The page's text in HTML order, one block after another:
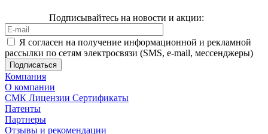
Подписывайтесь на новости и акции:
Я согласен на получение информационной и рекламной
рассылки по сетям электросвязи (SMS, e-mail, мессенджеры)
Компания
О компании
СМК Лицензии Сертификаты
Патенты
Партнеры
Отзывы и рекомендации